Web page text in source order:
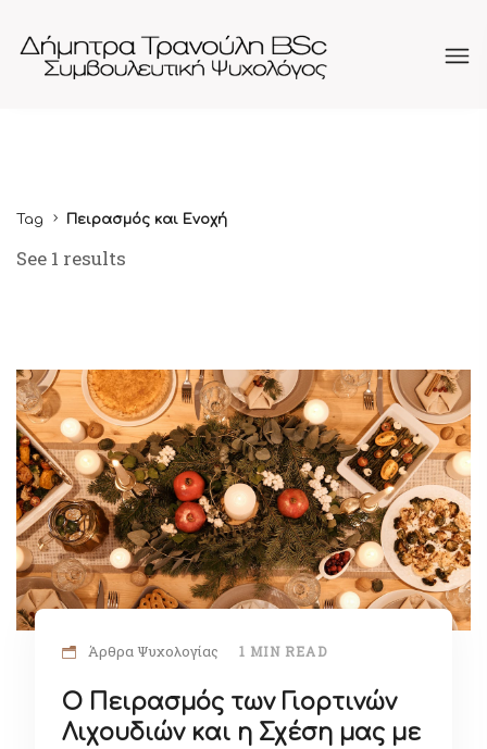
Tag Πειρασμός και Ενοχή
See 1 results
Άρθρα Ψυχολογίας 1 MIN READ
Ο Πειρασμός των Γιορτινών
Λιχουδιών και η Σχέση μας με